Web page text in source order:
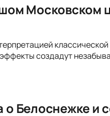
Московском
создадут
о Белоснежке